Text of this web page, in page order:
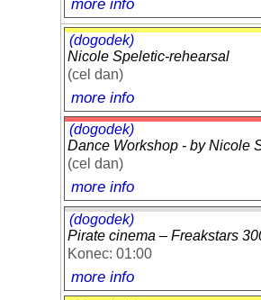
more info
(dogodek)
Nicole Speletic-rehearsal
(cel dan)
more info
(dogodek)
Dance Workshop - by Nicole
(cel dan)
more info
(dogodek)
Pirate cinema – Freakstars
Konec: 01:00
more info